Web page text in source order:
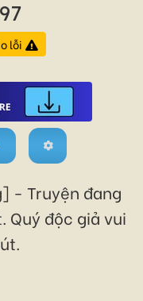
lỗi
- Truyện đang
Quý độc giả vui